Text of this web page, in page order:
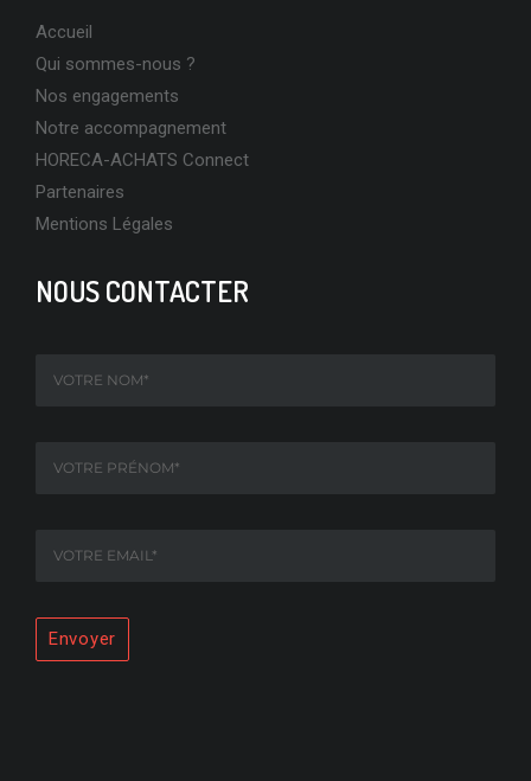
Accueil
Qui sommes-nous ?
Nos engagements
Notre accompagnement
HORECA-ACHATS Connect
Partenaires
Mentions Légales
NOUS CONTACTER